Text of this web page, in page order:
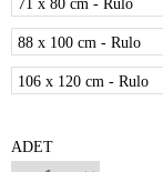
71 x 80 cm - Rulo
88 x 100 cm - Rulo
106 x 120 cm - Rulo
ADET